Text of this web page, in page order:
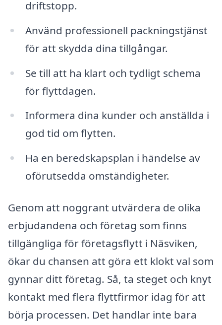
driftstopp.
Använd professionell packningstjänst
för att skydda dina tillgångar.
Se till att ha klart och tydligt schema
för flyttdagen.
Informera dina kunder och anställda i
god tid om flytten.
Ha en beredskapsplan i händelse av
oförutsedda omständigheter.
Genom att noggrant utvärdera de olika
erbjudandena och företag som finns
tillgängliga för företagsflytt i Näsviken,
ökar du chansen att göra ett klokt val som
gynnar ditt företag. Så, ta steget och knyt
kontakt med flera flyttfirmor idag för att
börja processen. Det handlar inte bara